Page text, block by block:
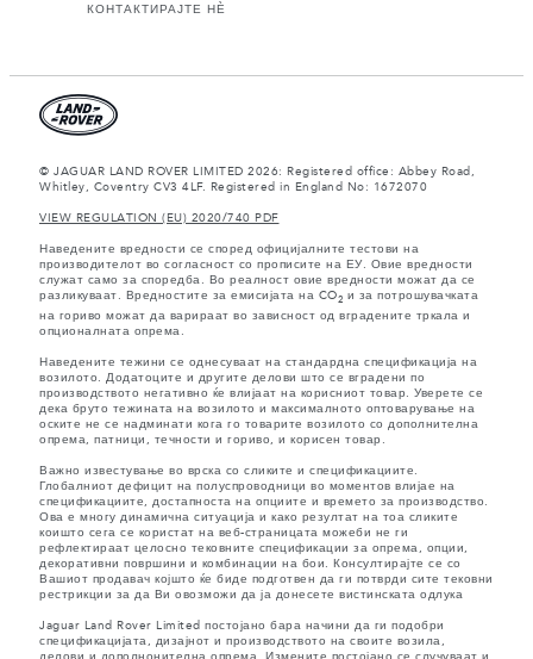
КОНТАКТИРАЈТЕ НЀ
© JAGUAR LAND ROVER LIMITED 2026: Registered office: Abbey Road,
Whitley, Coventry CV3 4LF. Registered in England No: 1672070
VIEW REGULATION (EU) 2020/740 PDF
Наведените вредности се според официјалните тестови на
производителот во согласност со прописите на ЕУ. Овие вредности
служат само за споредба. Во реалност овие вредности можат да се
разликуваат. Вредностите за емисијата на CO2 и за потрошувачката
на гориво можат да варираат во зависност од вградените тркала и
опционалната опрема.
Наведените тежини се однесуваат на стандардна спецификација на
возилото. Додатоците и другите делови што се вградени по
производството негативно ќе влијаат на корисниот товар. Уверете се
дека бруто тежината на возилото и максималното оптоварување на
оските не се надминати кога го товарите возилото со дополнителна
опрема, патници, течности и гориво, и корисен товар.
Важно известување во врска со сликите и спецификациите.
Глобалниот дефицит на полуспроводници во моментов влијае на
спецификациите, достапноста на опциите и времето за производство.
Ова е многу динамична ситуација и како резултат на тоа сликите
коишто сега се користат на веб-страницата можеби не ги
рефлектираат целосно тековните спецификации за опрема, опции,
декоративни површини и комбинации на бои. Консултирајте се со
Вашиот продавач којшто ќе биде подготвен да ги потврди сите тековни
рестрикции за да Ви овозможи да ја донесете вистинската одлука
Jaguar Land Rover Limited постојано бара начини да ги подобри
спецификацијата, дизајнот и производството на своите возила,
делови и дополнонителна опрема. Измените постојано се случуваат и